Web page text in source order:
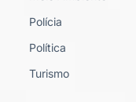
Polícia
Política
Turismo